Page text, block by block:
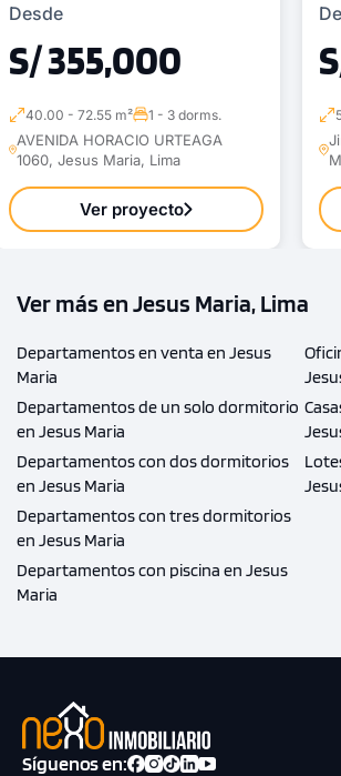
Desde
S/ 355,000
40.00 - 72.55 m² 1 - 3 dorms.
AVENIDA HORACIO URTEAGA
1060, Jesus Maria, Lima
Ver proyecto
Ver más en Jesus Maria, Lima
Departamentos en venta en Jesus
Maria
Departamentos de un solo dormitorio
en Jesus Maria
Departamentos con dos dormitorios
en Jesus Maria
Departamentos con tres dormitorios
en Jesus Maria
Departamentos con piscina en Jesus
Maria
Síguenos en: